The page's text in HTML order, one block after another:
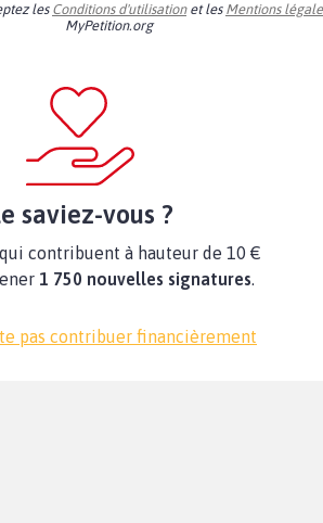
les Conditions d'utilisationet les Mentions
MyPetition.org
saviez-vous ?
contribuent à hauteur de 10 €
1 750 nouvelles signatures.
pas contribuer financièrement